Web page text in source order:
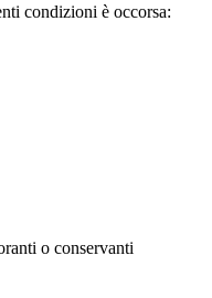
condizioni è occorsa:
o conservanti